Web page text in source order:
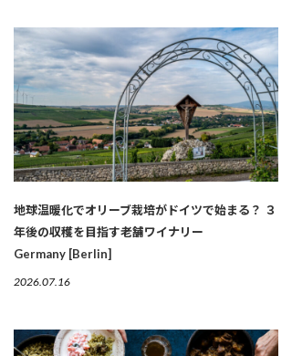
地球温暖化でオリーブ栽培がドイツで始まる？ ３
年後の収穫を目指す老舗ワイナリー
Germany [Berlin]
2026.07.16